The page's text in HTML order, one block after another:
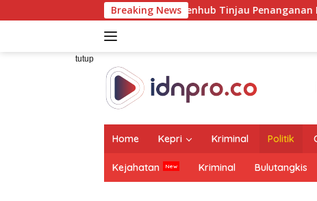
ke
Breaking News
Wamenhub Tinjau Penanganan Korban KM Mutiara
tutup
Home Kepri Kriminal Politik
Kejahatan Kriminal Bulutangkis